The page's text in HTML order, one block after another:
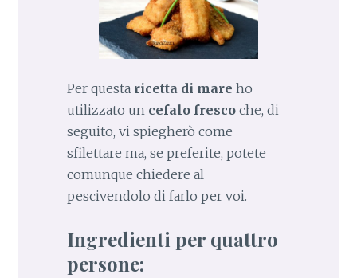
Per questa ricetta di mare ho
utilizzato un cefalo frescoche, di
seguito, vi spiegherò come
sfilettare ma, se preferite, potete
comunque chiedere al
pescivendolo di farlo per voi.
Ingredienti per quattro
persone: